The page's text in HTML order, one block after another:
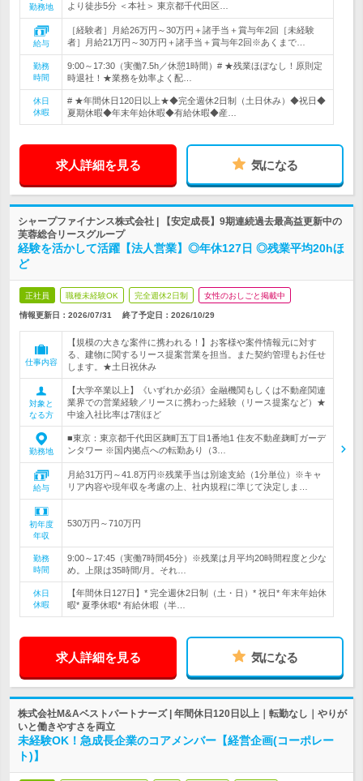
勤務地
より徒歩5分 ＜本社＞ 東京都千代田区…
給与
［経験者］月給26万円～30万円＋諸手当＋賞与年2回［未経験
者］月給21万円～30万円＋諸手当＋賞与年2回※あくまで…
勤務
時間
9:00～17:30（実働7.5h／休憩1時間）# ★残業ほぼなし！原則定
時退社！★業務を効率よく配…
休日
休暇
# ★年間休日120日以上★◆完全週休2日制（土日休み）◆祝日◆
夏期休暇◆年末年始休暇◆有給休暇◆産…
求人詳細を見る 気になる
シャープファイナンス株式会社 | 【安定成長】9期連続過去最高益更新中の
芙蓉総合リースグループ
経験を活かして活躍【法人営業】◎年休127日 ◎残業平均20hほ
ど
正社員 職種未経験OK 完全週休2日制 女性のおしごと掲載中
情報更新日：2026/07/31 終了予定日： 2026/10/29
仕事内容
【規模の大きな案件に携われる！】お客様や案件情報元に対す
る、建物に関するリース提案営業を担当。また契約管理もお任せ
します。★土日祝休み
対象と
なる方
【大学卒業以上】《いずれか必須》金融機関もしくは不動産関連
業界での営業経験／リースに携わった経験（リース提案など）★
中途入社比率は7割ほど
勤務地
■東京：東京都千代田区麹町五丁目1番地1 住友不動産麹町ガーデ
ンタワー ※国内拠点への転勤あり（3…
給与
月給31万円～41.8万円※残業手当は別途支給（1分単位）※キャ
リア内容や現年収を考慮の上、社内規程に準じて決定しま…
初年度
年収
530万円～710万円
勤務
時間
9:00～17:45（実働7時間45分）※残業は月平均20時間程度と少な
め。上限は35時間/月。それ…
休日
休暇
【年間休日127日】* 完全週休2日制（土・日）* 祝日* 年末年始休
暇* 夏季休暇* 有給休暇（半…
求人詳細を見る 気になる
株式会社M&Aベストパートナーズ | 年間休日120日以上｜転勤なし｜やりが
いと働きやすさを両立
未経験OK！急成長企業のコアメンバー【経営企画(コーポレー
ト)】